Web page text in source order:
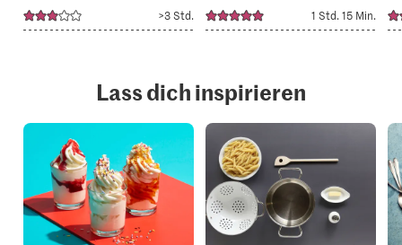
>3 Std. 1 Std. 15 Min.
Lass dich inspirieren